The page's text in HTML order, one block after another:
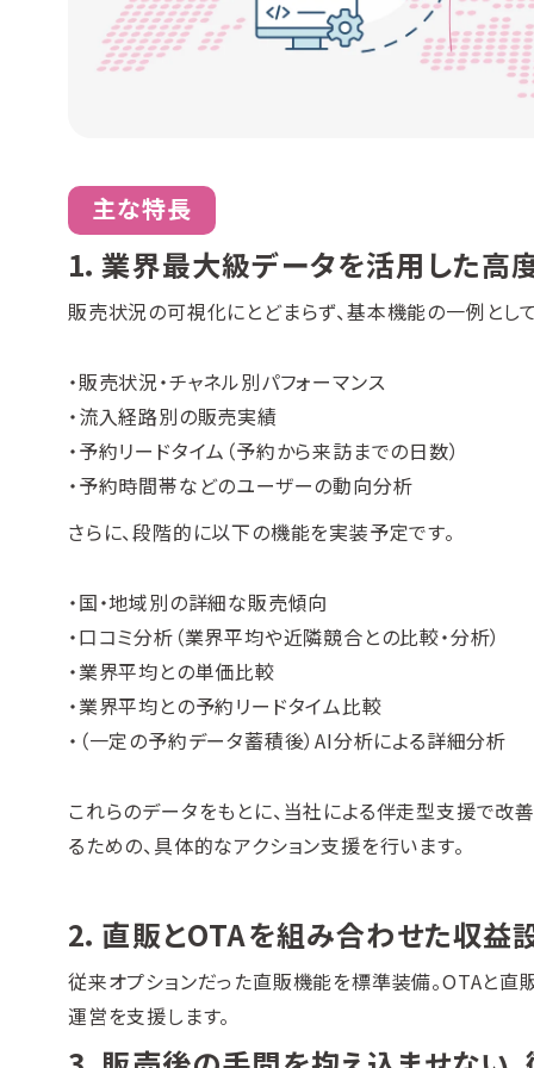
主な特長
1．業界最大級データを活用した高
販売状況の可視化にとどまらず、基本機能の一例とし
・販売状況・チャネル別パフォーマンス
・流入経路別の販売実績
・予約リードタイム（予約から来訪までの日数）
・予約時間帯などのユーザーの動向分析
さらに、段階的に以下の機能を実装予定です。
・国・地域別の詳細な販売傾向
・口コミ分析（業界平均や近隣競合との比較・分析）
・業界平均との単価比較
・業界平均との予約リードタイム比較
・（一定の予約データ蓄積後）AI分析による詳細分析
これらのデータをもとに、当社による伴走型支援で改
るための、具体的なアクション支援を行います。
2．直販とOTAを組み合わせた収益
従来オプションだった直販機能を標準装備。OTAと
運営を支援します。